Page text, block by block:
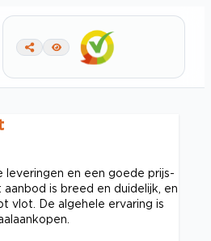
leveringen en een goede prijs-
is breed en duidelijk, en
vlot. De algehele ervaring is